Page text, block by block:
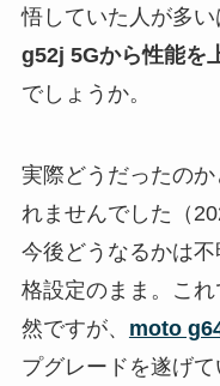
悟していた人が多い
g52j 5Gから性能を
でしょうか。
実際どうだったの
れませんでした（
今後どうなるかは
格設定のまま。これ
然ですが、 moto
プグレードを遂げて